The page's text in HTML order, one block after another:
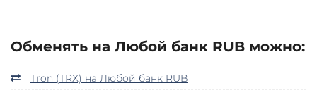
Обменять на Любой банк RUB можно:
Tron (TRX) на Любой банк RUB